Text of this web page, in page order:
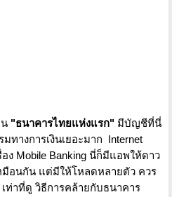
น "ธนาคารไทยแห่งแรก" มีบัญชีที่นี่
ทางการเงินเยอะมาก Internet
ง Mobile Banking นี่ก็มีแอพให้ดาว
มือนกัน แต่มีให้โหลดหลายตัว ควร
ท่าที่ดู วิธีการคล้ายกับธนาคาร